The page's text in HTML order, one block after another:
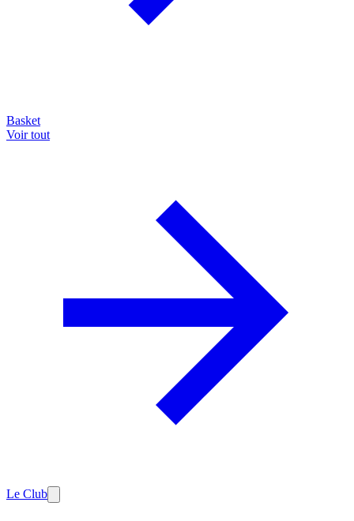
Basket
Voir tout
Le Club